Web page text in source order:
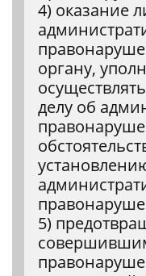
4) оказание
органу,
делу об
5)